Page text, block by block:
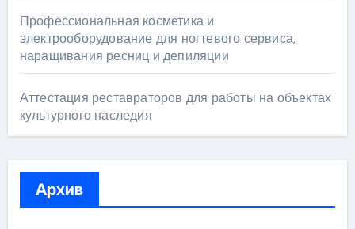
Профессиональная косметика и
электрооборудование для ногтевого сервиса,
наращивания ресниц и депиляции
Аттестация реставраторов для работы на объектах
культурного наследия
Архив